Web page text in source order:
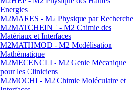
Energies
M2MARES - M2 Physique par Recherche
M2MATCHEINT - M2 Chimie des
Matériaux et Interfaces
M2MATHMOD - M2 Modélisation
Mathématique
M2MECENCLI - M2 Génie Mécanique
pour les Cliniciens
M2MOCHI - M2 Chimie Moléculaire et